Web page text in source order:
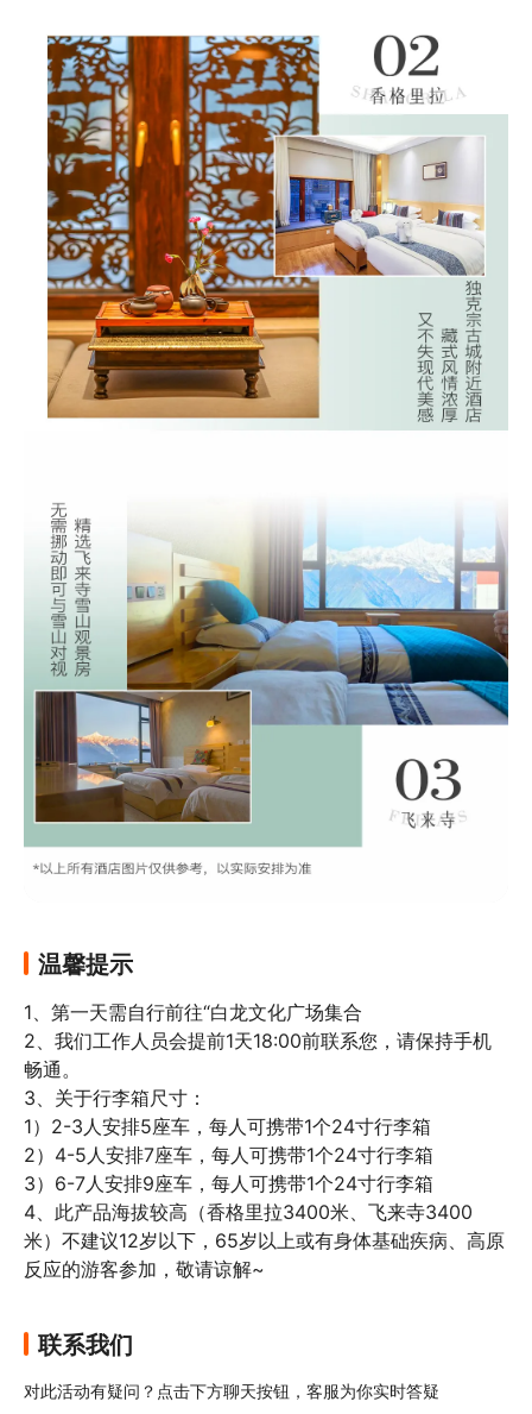
温馨提示
1、第一天需自行前往“白龙文化广场集合
2、我们工作人员会提前1天18:00前联系您，请保持手机
畅通。
3、关于行李箱尺寸：
1）2-3人安排5座车，每人可携带1个24寸行李箱
2）4-5人安排7座车，每人可携带1个24寸行李箱
3）6-7人安排9座车，每人可携带1个24寸行李箱
4、此产品海拔较高（香格里拉3400米、飞来寺3400
米）不建议12岁以下，65岁以上或有身体基础疾病、高原
反应的游客参加，敬请谅解~
联系我们
对此活动有疑问？点击下方聊天按钮，客服为你实时答疑